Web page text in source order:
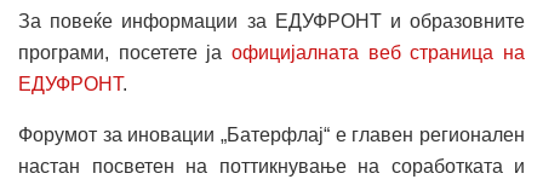
За повеќе информации за ЕДУФРОНТ и образовните
програми, посетете ја официјалната веб страница на
ЕДУФРОНТ.
Форумот за иновации „Батерфлај“ е главен регионален
настан посветен на поттикнување на соработката и